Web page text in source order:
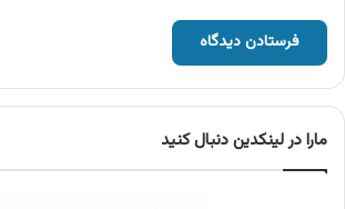
مارا در لینکدین دنبال کنید